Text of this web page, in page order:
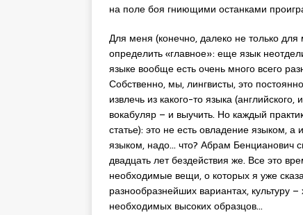
на поле боя гниющими останками
Для меня (конечно, далеко не только
определить «главное»: еще язык
языке вообще есть очень много всего
Собственно, мы, лингвисты, это
извлечь из какого-то языка
вокабуляр – и выучить. Но каждый
статье): это не есть овладение языком,
языком, надо… что? Абрам Бенцианович
двадцать лет бездействия же. Все это
необходимые вещи, о которых я уже
разнообразнейших вариантах,
необходимых высоких образцов…